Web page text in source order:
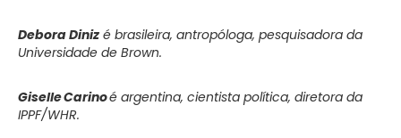
Debora Diniz é brasileira, antropóloga, pesquisadora da
Universidade de Brown.
Giselle Carinoé argentina, cientista política, diretora da
IPPF/WHR.